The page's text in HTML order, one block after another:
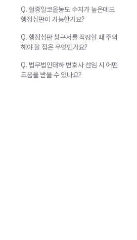
Q. 혈중알코올농도 수치가 높은데도
행정심판이 가능한가요?
Q. 행정심판 청구서를 작성할 때 주의
해야 할 점은 무엇인가요?
Q. 법무법인태하 변호사 선임 시 어떤
도움을 받을 수 있나요?